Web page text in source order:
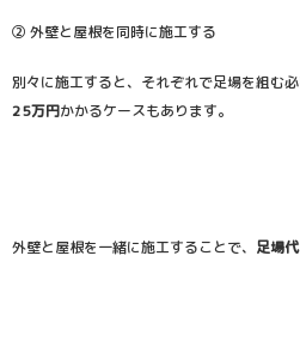
② 外壁と屋根を同時に施工する
別々に施工すると、それぞれで足場を組む必
25万円かかるケースもあります。
外壁と屋根を一緒に施工することで、 足場